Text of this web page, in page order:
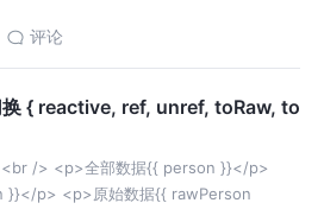
评论
{ reactive, ref, unref, toRaw, to
/> <p>全部数据{{ person }}</p>
}}</p> <p>原始数据{{ rawPerson